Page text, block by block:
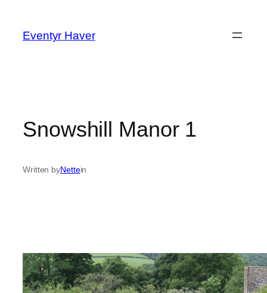
indhold
Eventyr Haver
Snowshill Manor 1
Written byNettein